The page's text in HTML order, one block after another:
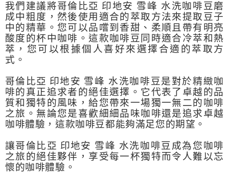
我們建議將哥倫比亞 印地安 雪峰 水洗咖啡豆磨
成中粗度，然後使用適合的萃取方法來提取豆子
中的精華。您可以品嚐到香甜、柔順且帶有明亮
酸度的杯中咖啡。這款咖啡豆同時適合冷萃和熱
萃，您可以根據個人喜好來選擇合適的萃取方
式。
哥倫比亞 印地安 雪峰 水洗咖啡豆是對於精緻咖
啡的真正追求者的絕佳選擇。它代表了卓越的品
質和獨特的風味，給您帶來一場獨一無二的咖啡
之旅。無論您是喜歡細細品味咖啡還是追求卓越
咖啡體驗，這款咖啡豆都能夠滿足您的期望。
讓哥倫比亞 印地安 雪峰 水洗咖啡豆成為您咖啡
之旅的絕佳夥伴，享受每一杯獨特而令人難以忘
懷的咖啡體驗。